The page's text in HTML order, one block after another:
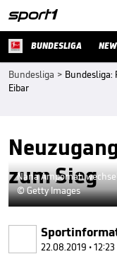
BUNDESLIGA
Bundesliga > Bundesliga:
Eibar
zum Sieg
Nana Ampomah
© Getty Images
22.08.2019 •